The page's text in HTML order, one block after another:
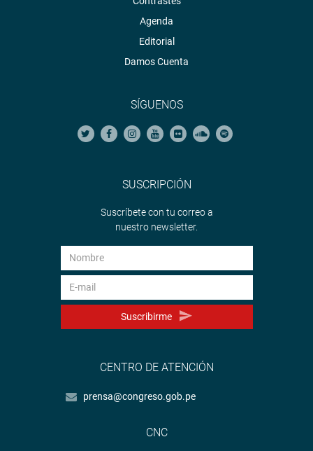
Agenda
Editorial
Damos Cuenta
SÍGUENOS
SUSCRIPCIÓN
Suscríbete con tu correo a
nuestro newsletter.
Suscribirme
CENTRO DE ATENCIÓN
prensa@congreso.gob.pe
CNC